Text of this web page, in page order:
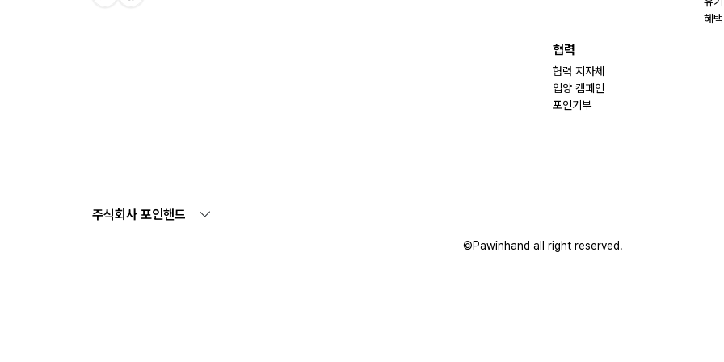
혜택
협력
협력 지자체
입양 캠페인
포인기부
주식회사 포인핸드
©Pawinhand all right reserved.